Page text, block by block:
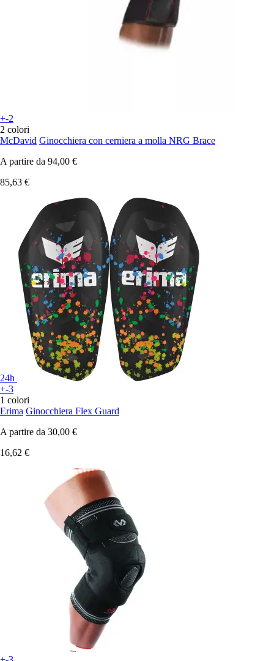
+-2
2 colori
McDavid Ginocchiera con cerniera a molla NRG Brace
A partire da 94,00 €
85,63 €
24h
+-3
1 colori
Erima Ginocchiera Flex Guard
A partire da 30,00 €
16,62 €